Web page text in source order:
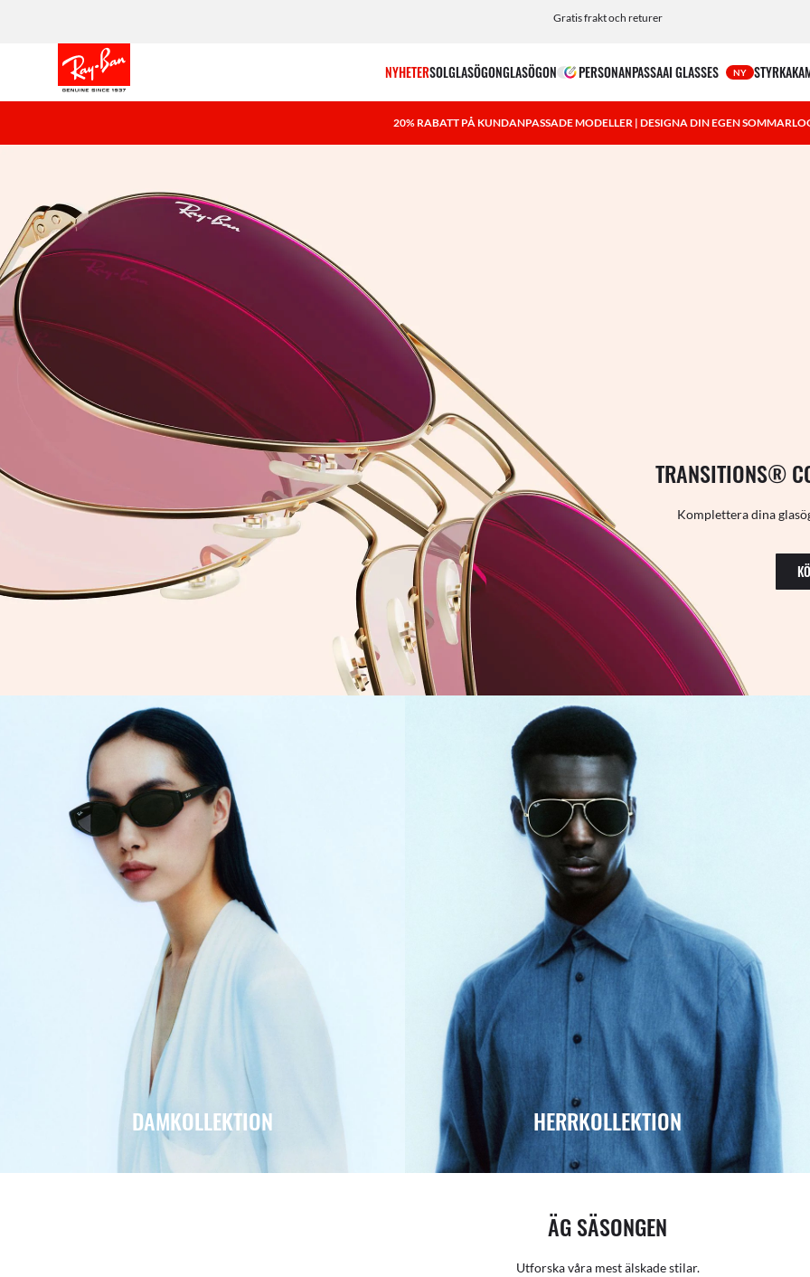
Gratis frakt och returer
Anpassa dina solglasögon och lägg till en gravyr utan kostnad.
NYHETERSOLGLASÖGONGLASÖGON PERSONANPASSAAI GLASSES NY STYRKA
20% RABATT PÅ KUNDANPASSADE MODELLER | DESIGNA DIN EGEN
TRANSITIONS®
Komplettera dina
DAMKOLLEKTION HERRKOLLEKTION
ÄG SÄSONGEN
Utforska våra mest älskade stilar.